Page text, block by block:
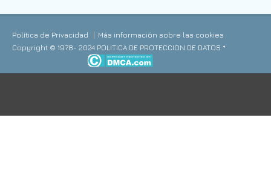
Política de Privacidad
Más información sobre las cookies
Copyright © 1978- 2024 POLITICA DE PROTECCION DE DATOS *